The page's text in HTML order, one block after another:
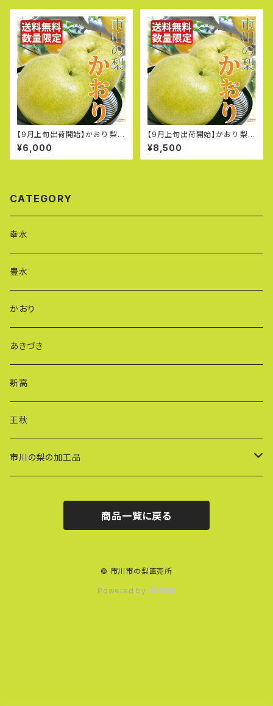
【9月上旬出荷開始】かおり 梨 2
個入り 特大大玉 千葉県市川産
市川の梨
¥6,000
【9月上旬出荷開始】かおり 梨
大玉 6～7個入り 千葉県市
川産
¥8,500
CATEGORY
幸水
豊水
かおり
あきづき
新高
王秋
市川の梨の加工品
商品一覧に戻る
© 市川市の梨直売所
Powered by